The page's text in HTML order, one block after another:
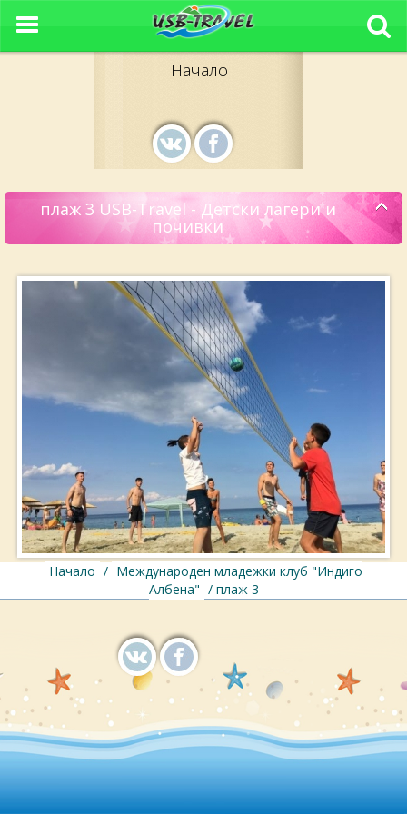
Начало
плаж 3 USB-Travel - Детски лагери и
почивки
Начало / Международен младежки клуб "Индиго
Албена" / плаж 3